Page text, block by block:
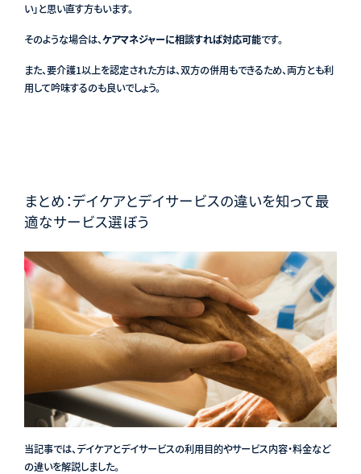
い」と思い直す方もいます。
そのような場合は、ケアマネジャーに相談すれば対応可能です。
また、要介護1以上を認定された方は、双方の併用もできるため、両方とも利
用して吟味するのも良いでしょう。
まとめ：デイケアとデイサービスの違いを知って最
適なサービス選ぼう
当記事では、デイケアとデイサービスの利用目的やサービス内容・料金など
の違いを解説しました。